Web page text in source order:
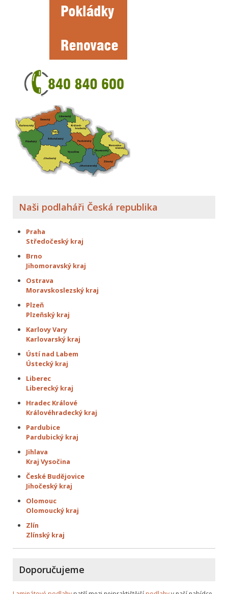
Naši podlaháři Česká republika
Praha
Středočeský kraj
Brno
Jihomoravský kraj
Ostrava
Moravskoslezský kraj
Plzeň
Plzeňský kraj
Karlovy Vary
Karlovarský kraj
Ústí nad Labem
Ústecký kraj
Liberec
Liberecký kraj
Hradec Králové
Královéhradecký kraj
Pardubice
Pardubický kraj
Jihlava
Kraj Vysočina
České Budějovice
Jihočeský kraj
Olomouc
Olomoucký kraj
Zlín
Zlínský kraj
Doporučujeme